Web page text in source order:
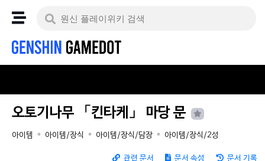
오토기나무 「킨타케」 마당 문
아이템 아이템/장식 아이템/장식/담장 아이템/장식/2성
관련 문서 문서 속성 문서 기록